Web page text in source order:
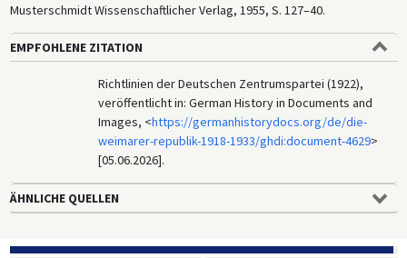
Musterschmidt Wissenschaftlicher Verlag, 1955, S. 127–40.
EMPFOHLENE ZITATION
Richtlinien der Deutschen Zentrumspartei (1922),
veröffentlicht in: German History in Documents and
Images, <https://germanhistorydocs.org/de/die-
weimarer-republik-1918-1933/ghdi:document-4629>
[05.06.2026].
ÄHNLICHE QUELLEN